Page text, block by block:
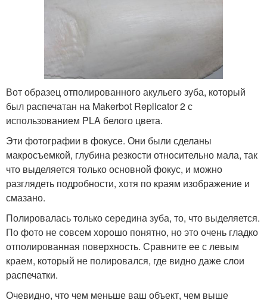
Вот образец отполированного акульего зуба, который
был распечатан на Makerbot Replicator 2 с
использованием PLA белого цвета.
Эти фотографии в фокусе. Они были сделаны
макросъемкой, глубина резкости относительно мала, так
что выделяется только основной фокус, и можно
разглядеть подробности, хотя по краям изображение и
смазано.
Полировалась только середина зуба, то, что выделяется.
По фото не совсем хорошо понятно, но это очень гладко
отполированная поверхность. Сравните ее с левым
краем, который не полировался, где видно даже слои
распечатки.
Очевидно, что чем меньше ваш объект, чем выше